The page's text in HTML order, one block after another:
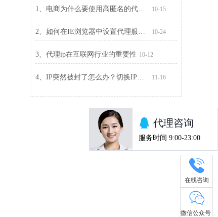
1、电商为什么要使用高匿名的代理IP 10-15
2、如何在IE浏览器中设置代理服务器 10-24
3、代理ip在互联网行业的重要性 10-12
4、IP突然被封了怎么办？切换IP解封最快 11-16
在线咨询
微信公众号